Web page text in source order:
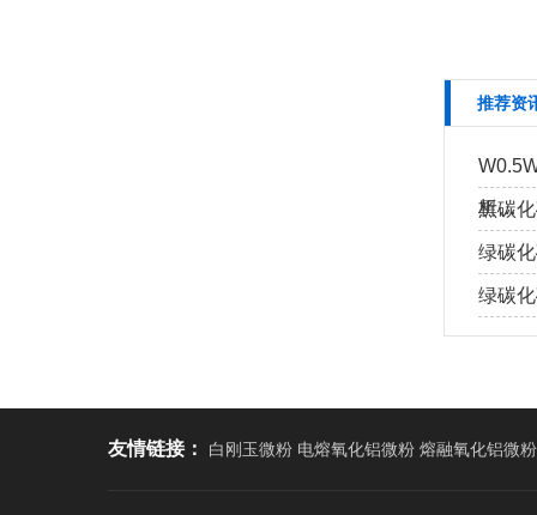
推荐资
析…
黑碳
绿碳
绿碳
友情链接： 白刚玉微粉 电熔氧化铝微粉 熔融氧化铝微粉